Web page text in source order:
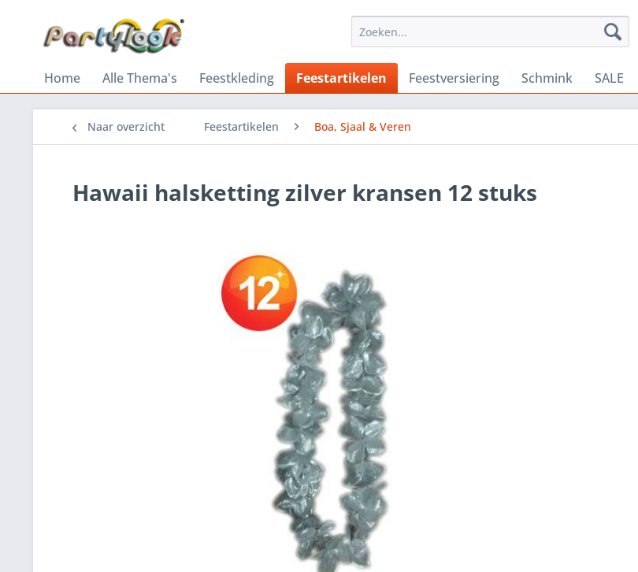
Home Alle Thema's Feestkleding Feestartikelen Feestversiering Schmink SALE
Naar overzicht Feestartikelen Boa, Sjaal & Veren
Hawaii halsketting zilver kransen 12 stuks